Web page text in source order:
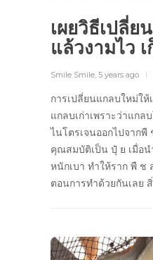
เผยวิธีเปลี่ย
แล้วงามไว
Smile Smile, 5 years ago
การเปลี่ยนแกลบใหม่ให้
แกลบเก่าเพราะว่าแกล
ไนโตรเจนออกไปจากพื
คุณสมบัติเป็น ปุ๋ ย เมื่อ
หนักเบา ทำให้ราก พื ช
ตอนการทำด้วยกันเลย